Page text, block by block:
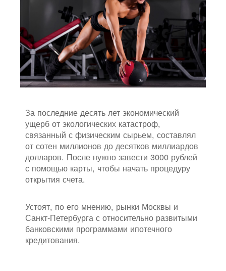
За последние десять лет экономический
ущерб от экологических катастроф,
связанный с физическим сырьем, составлял
от сотен миллионов до десятков миллиардов
долларов. После нужно завести 3000 рублей
с помощью карты, чтобы начать процедуру
открытия счета.
Устоят, по его мнению, рынки Москвы и
Санкт-Петербурга с относительно развитыми
банковскими программами ипотечного
кредитования.